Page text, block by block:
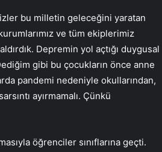
bu milletin geleceğini yaratan
ve tüm ekiplerimiz
Depremin yol açtığı duygusal
gibi bu çocukların önce anne
pandemi nedeniyle okullarından,
ayırmamalı. Çünkü
öğrenciler sınıflarına geçti.